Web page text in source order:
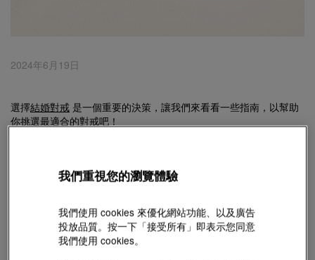
2024年6月19日
選擇結婚對戒 是一個重要的決策，讓我們來看看一些指南，以幫助
你挑選最適合的對戒吧！
：一種耐用且不易過敏的金屬，不易氧化變色，適合打造婚
戒，有「永恆」的意義。鉑金分為「Pt950」或「Pt900」，代表鉑
我們重視您的瀏覽體驗
我們使用 cookies 來優化網站功能、以及廣告
投放品質。按一下「接受所有」即表示您同意
我們使用 cookies。